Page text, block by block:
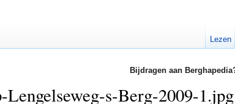
Bijdragen aan
Lengelseweg-s-Berg-2009-
Lezen